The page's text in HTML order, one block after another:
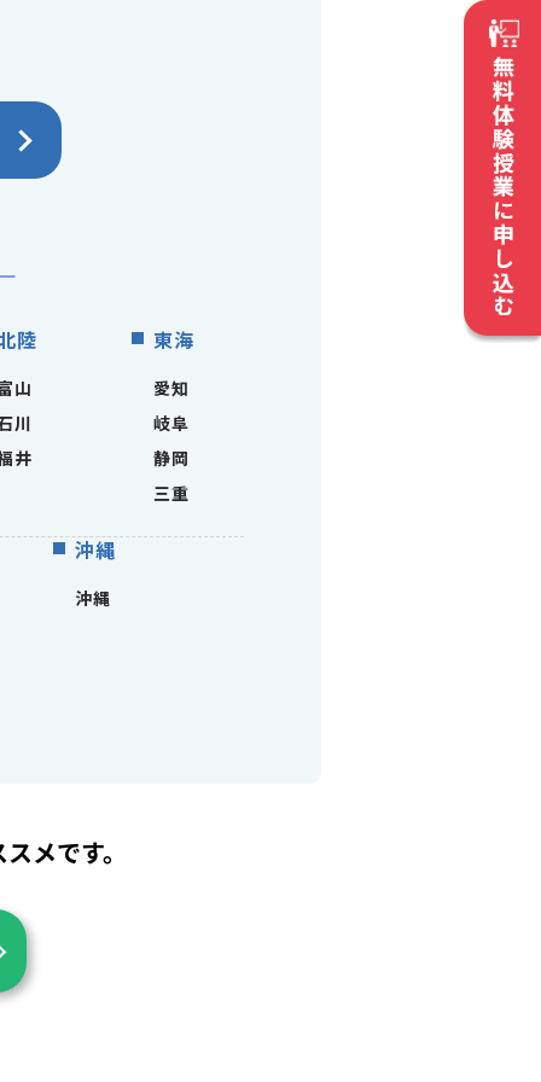
陸
山
川
井
東海
愛知
岐阜
静岡
三重
沖縄
沖縄
メです。